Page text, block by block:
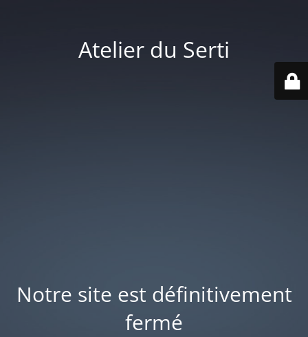
Atelier du Serti
Notre site est définitivement
fermé